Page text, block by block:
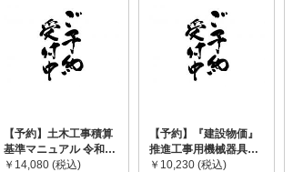
【予約】土木工事積算
基準マニュアル 令和8
年度版 ※2026年8月
￥14,080 (税込)
【予約】『建設物価』
推進工事用機械器具等
基礎価格表 2026年度
￥10,230 (税込)